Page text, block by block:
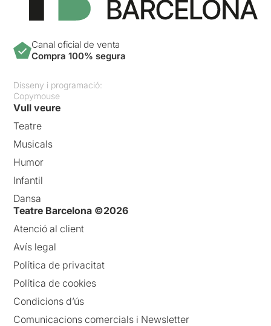
Canal oficial de venta
Compra 100% segura
Disseny i programació:
Copymouse
Vull veure
Teatre
Musicals
Humor
Infantil
Dansa
Teatre Barcelona ©2026
Atenció al client
Avís legal
Política de privacitat
Política de cookies
Condicions d’ús
Comunicacions comercials i Newsletter